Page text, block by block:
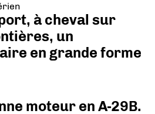
à cheval sur
un
en grande forme
moteur en A-29B.